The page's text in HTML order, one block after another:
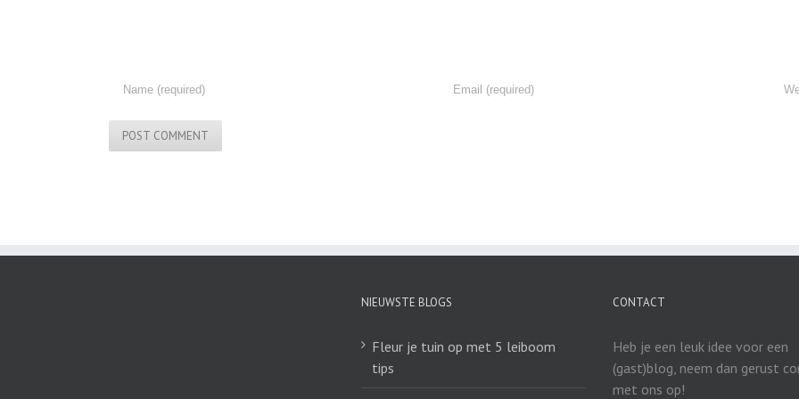
NIEUWSTE BLOGS
Fleur je tuin op met 5 leiboom
tips
CONTACT
Heb je een leuk idee voor een
(gast)blog, neem dan gerust
met ons op!